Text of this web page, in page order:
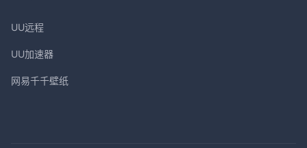
UU远程
UU加速器
网易千千壁纸